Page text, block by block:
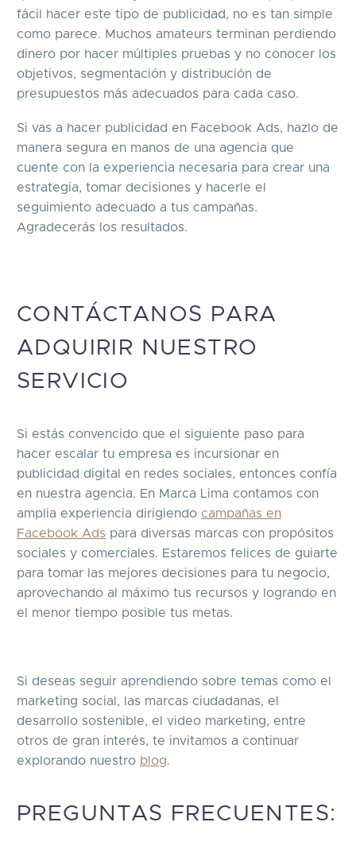
fácil hacer este tipo de publicidad, no es tan simple
como parece. Muchos amateurs terminan perdiendo
dinero por hacer múltiples pruebas y no conocer los
objetivos, segmentación y distribución de
presupuestos más adecuados para cada caso.
Si vas a hacer publicidad en Facebook Ads, hazlo de
manera segura en manos de una agencia que
cuente con la experiencia necesaria para crear una
estrategia, tomar decisiones y hacerle el
seguimiento adecuado a tus campañas.
Agradecerás los resultados.
CONTÁCTANOS PARA
ADQUIRIR NUESTRO
SERVICIO
Si estás convencido que el siguiente paso para
hacer escalar tu empresa es incursionar en
publicidad digital en redes sociales, entonces confía
en nuestra agencia. En Marca Lima contamos con
amplia experiencia dirigiendo campañas en
Facebook Ads para diversas marcas con propósitos
sociales y comerciales. Estaremos felices de guiarte
para tomar las mejores decisiones para tu negocio,
aprovechando al máximo tus recursos y logrando en
el menor tiempo posible tus metas.
Si deseas seguir aprendiendo sobre temas como el
marketing social, las marcas ciudadanas, el
desarrollo sostenible, el video marketing, entre
otros de gran interés, te invitamos a continuar
explorando nuestro blog.
PREGUNTAS FRECUENTES: